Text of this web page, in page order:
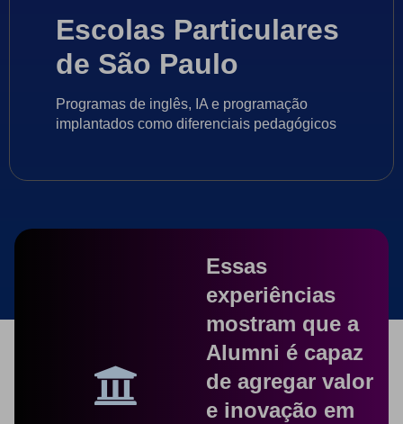
Escolas Particulares
de São Paulo
Programas de inglês, IA e programação
implantados como diferenciais pedagógicos
Essas
experiências
mostram que a
Alumni é capaz
de agregar valor
e inovação em